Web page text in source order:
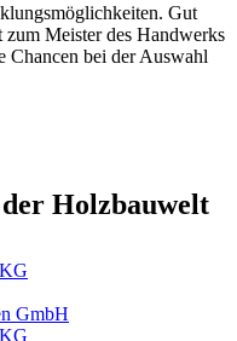
Gut
zum Meister des Handwerks
Chancen bei der Auswahl
Holzbauwelt